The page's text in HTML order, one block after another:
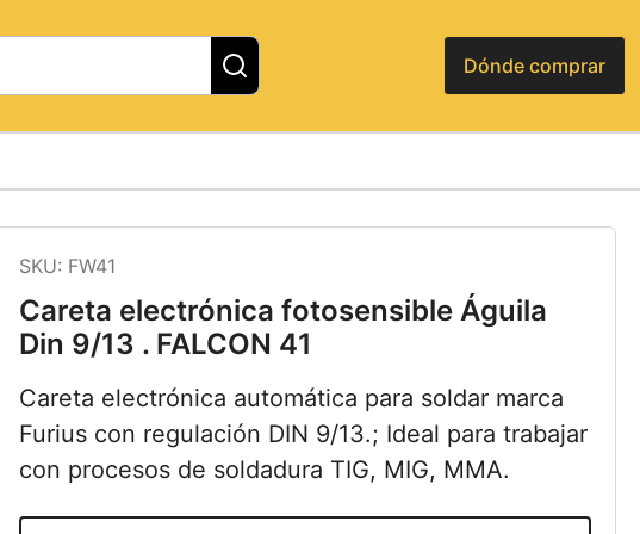
Dónde comprar
SKU: FW41
Careta electrónica fotosensible Águila
Din 9/13 . FALCON 41
Careta electrónica automática para soldar marca
Furius con regulación DIN 9/13.; Ideal para trabajar
con procesos de soldadura TIG, MIG, MMA.